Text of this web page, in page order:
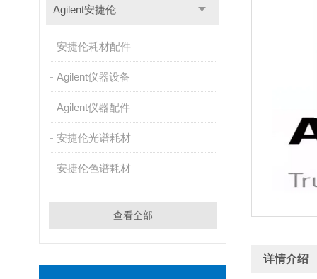
Agilent安捷伦
安捷伦耗材配件
Agilent仪器设备
Agilent仪器配件
安捷伦光谱耗材
安捷伦色谱耗材
查看全部
详情介绍